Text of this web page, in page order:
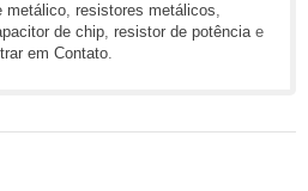
metálico, resistores metálicos,
de chip, resistor de potênciae
em Contato.